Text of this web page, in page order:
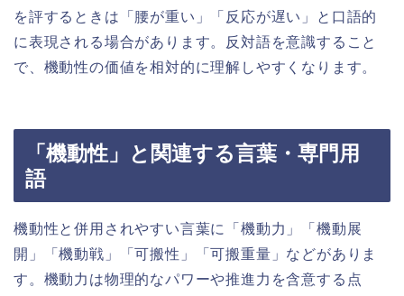
を評するときは「腰が重い」「反応が遅い」と口語的
に表現される場合があります。反対語を意識すること
で、機動性の価値を相対的に理解しやすくなります。
「機動性」と関連する言葉・専門用
語
機動性と併用されやすい言葉に「機動力」「機動展
開」「機動戦」「可搬性」「可搬重量」などがありま
す。機動力は物理的なパワーや推進力を含意する点